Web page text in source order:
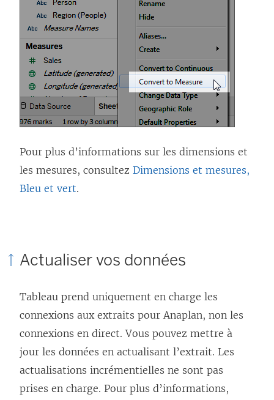
Pour plus d’informations sur les dimensions et
les mesures, consultez Dimensions et mesures,
Bleu et vert.
Actualiser vos données
Tableau prend uniquement en charge les
connexions aux extraits pour Anaplan, non les
connexions en direct. Vous pouvez mettre à
jour les données en actualisant l’extrait. Les
actualisations incrémentielles ne sont pas
prises en charge. Pour plus d’informations,